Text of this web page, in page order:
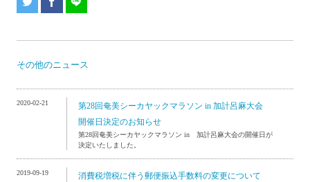
その他のニュース
2020-02-21
第28回奄美シーカヤックマラソン in 加計呂麻大会
開催日決定のお知らせ
第28回奄美シーカヤックマラソン in 加計呂麻大会の開催日が
決定いたしました。
2019-09-19 消費税増税に伴う郵便振込手数料の変更について